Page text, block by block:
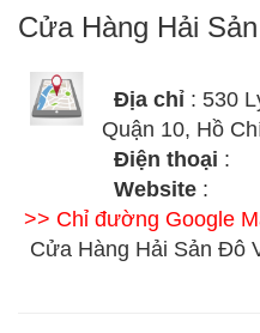
Cửa Hàng Hải
Địa chỉ : 530
Quận 10, Hồ
Điện thoại :
Website :
>> Chỉ đường Google
Cửa Hàng Hải Sản Đô